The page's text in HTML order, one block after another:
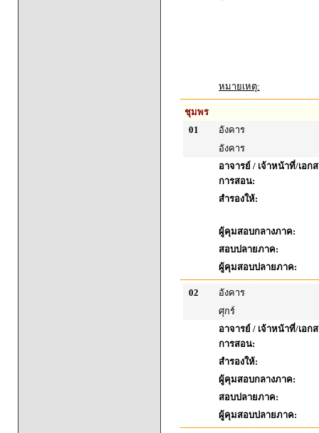
หมายเหตุ:
ชุมพร
01
อังคาร
อังคาร
อาจารย์ / เจ้าหน้าที่/เอก
การสอน:
สำรองให้:
ผู้คุมสอบกลางภาค:
สอบปลายภาค:
ผู้คุมสอบปลายภาค:
02
อังคาร
ศุกร์
อาจารย์ / เจ้าหน้าที่/เอก
การสอน:
สำรองให้:
ผู้คุมสอบกลางภาค:
สอบปลายภาค:
ผู้คุมสอบปลายภาค: